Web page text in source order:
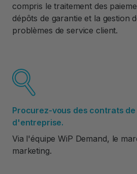
compris le traitement des
dépôts de garantie et la gestion
problèmes de service client.
Procurez-vous des contrats
d'entreprise.
Via l'équipe WiP Demand, le
marketing.